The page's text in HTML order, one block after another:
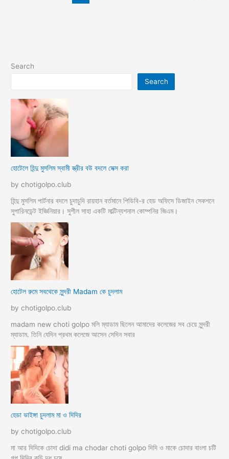
Search
Search
হোটেলে হিন্দু মুসলিম স্বামী স্ত্রীর বউ বদলে সেক্স করা
by chotigolpo.club
হিন্দু মুসলিম পার্টনার বদলে চুদাচুদি রায়হান বর্তমানে পিডিবি-র হেড অফিসে ডিজাইন সেকশনে
সুপারিনডেন্ট ইজ্ঞিনিয়ার। সুশীল সাহা একটি মাল্টিন্যশনাল কোম্পনির জিএম।
হোটেল রুমে সবথেকে সুন্দরী Madam কে চুদলাম
by chotigolpo.club
madam new choti golpo মলি ম্যাডাম ছিলেন আমাদের কলেজের সব চেয়ে সুন্দরী
ম্যাডাম. তিনি যেদিন প্রথম কলেজে আসেন সেদিন সবার
হেডা ভাইঙ্গা চুদলাম মা ও দিদির
by chotigolpo.club
মা আর দিদিকে চোদা didi ma chodar choti golpo দিদি ও মাকে চোদার বাংলা চটি